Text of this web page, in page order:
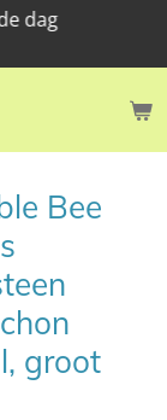
dag
Bee
groot